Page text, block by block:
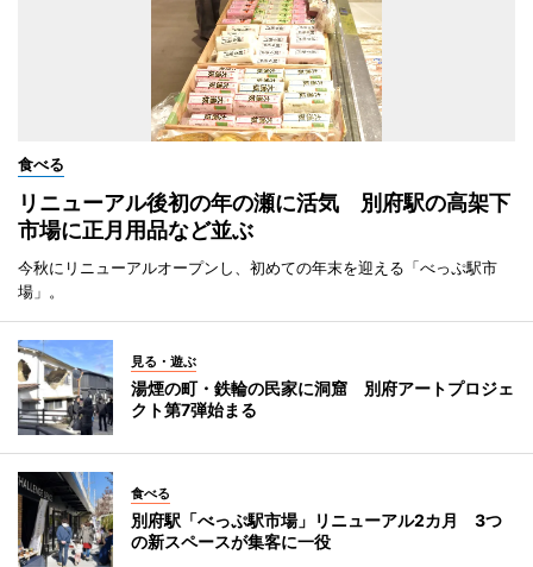
食べる
リニューアル後初の年の瀬に活気 別府駅の高架下
市場に正月用品など並ぶ
今秋にリニューアルオープンし、初めての年末を迎える「べっぷ駅市
場」。
見る・遊ぶ
湯煙の町・鉄輪の民家に洞窟 別府アートプロジェ
クト第7弾始まる
食べる
別府駅「べっぷ駅市場」リニューアル2カ月 3つ
の新スペースが集客に一役